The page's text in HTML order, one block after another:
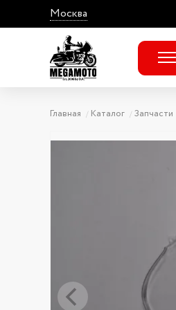
Москва
Главная Каталог Запчасти